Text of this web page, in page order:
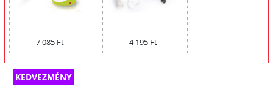
7 085 Ft 4 195 Ft
KEDVEZMÉNY